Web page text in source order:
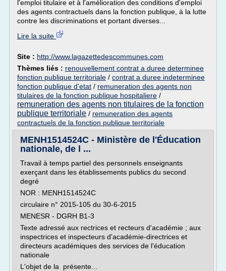
l'emploi titulaire et à l'amélioration des conditions d'emploi
des agents contractuels dans la fonction publique, à la lutte
contre les discriminations et portant diverses...
Lire la suite
Site : http://www.lagazettedescommunes.com
Thèmes liés : renouvellement contrat a duree determinee
fonction publique territoriale / contrat a duree indeterminee
fonction publique d'etat / remuneration des agents non
titulaires de la fonction publique hospitaliere /
remuneration des agents non titulaires de la fonction
publique territoriale / remuneration des agents
contractuels de la fonction publique territoriale
MENH1514524C - Ministère de l'Éducation
nationale, de l ...
Travail à temps partiel des personnels enseignants
exerçant dans les établissements publics du second
degré
NOR : MENH1514524C
circulaire n° 2015-105 du 30-6-2015
MENESR - DGRH B1-3
Texte adressé aux rectrices et recteurs d'académie ; aux
inspectrices et inspecteurs d'académie-directrices et
directeurs académiques des services de l'éducation
nationale
L'objet de la présente...